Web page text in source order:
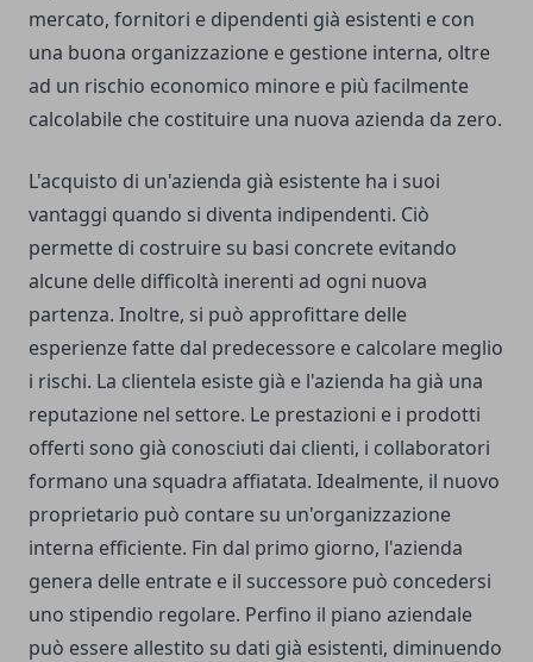
mercato, fornitori e dipendenti già esistenti e con
una buona organizzazione e gestione interna, oltre
ad un rischio economico minore e più facilmente
calcolabile che costituire una nuova azienda da zero.
L'acquisto di un'azienda già esistente ha i suoi
vantaggi quando si diventa indipendenti. Ciò
permette di costruire su basi concrete evitando
alcune delle difficoltà inerenti ad ogni nuova
partenza. Inoltre, si può approfittare delle
esperienze fatte dal predecessore e calcolare meglio
i rischi. La clientela esiste già e l'azienda ha già una
reputazione nel settore. Le prestazioni e i prodotti
offerti sono già conosciuti dai clienti, i collaboratori
formano una squadra affiatata. Idealmente, il nuovo
proprietario può contare su un'organizzazione
interna efficiente. Fin dal primo giorno, l'azienda
genera delle entrate e il successore può concedersi
uno stipendio regolare. Perfino il piano aziendale
può essere allestito su dati già esistenti, diminuendo